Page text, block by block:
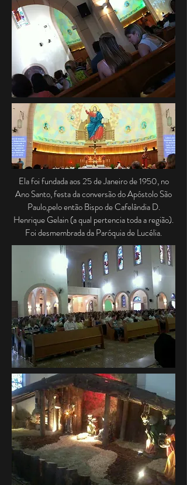
Ela foi fundada aos 25 de Janeiro de 1950, no
Ano Santo, festa da conversão do Apóstolo São
Paulo,pelo então Bispo de Cafelândia D.
Henrique Gelain (a qual pertencia toda a região).
Foi desmembrada da Paróquia de Lucélia.